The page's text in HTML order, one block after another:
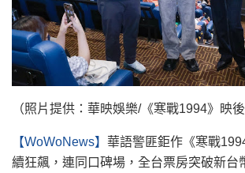
（照片提供：華映娛樂/《寒戰1994》映後
【WoWoNews】 華語警匪鉅作《寒戰
續狂飆，連同口碑場，全台票房突破新台